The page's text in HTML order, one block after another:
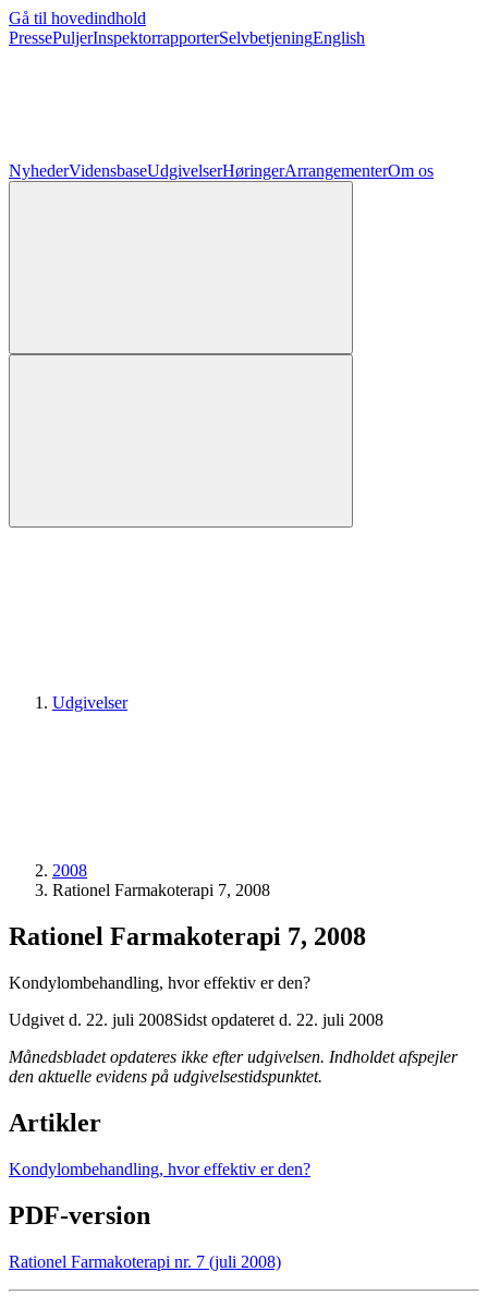
Gå til hovedindhold
PressePuljerInspektorrapporterSelvbetjeningEnglish
NyhederVidensbaseUdgivelserHøringerArrangementerOm os
Udgivelser
2008
Rationel Farmakoterapi 7, 2008
Rationel Farmakoterapi 7, 2008
Kondylombehandling, hvor effektiv er den?
Udgivet d. 22. juli 2008Sidst opdateret d. 22. juli 2008
Månedsbladet opdateres ikke efter udgivelsen. Indholdet afspejler
den aktuelle evidens på udgivelsestidspunktet.
Artikler
Kondylombehandling, hvor effektiv er den?
PDF-version
Rationel Farmakoterapi nr. 7 (juli 2008)